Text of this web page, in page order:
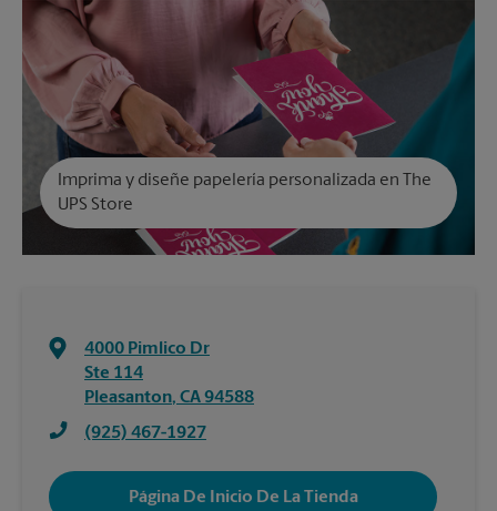
Imprima y diseñe papelería personalizada en The
UPS Store
4000 Pimlico Dr
Ste 114
Pleasanton, CA94588
(925) 467-1927
Página De Inicio De La Tienda